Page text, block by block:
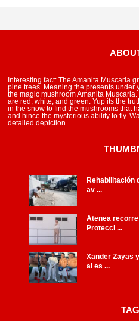
Interesting fact: The Amanita Muscaria
pine trees. Meaning the presents under
the magic mushroom Amanita
are red, white, and green. Yup its the
in the snow to find the mushrooms that
and hince the mysterious ability to fly.
detailed depiction
Rehabilitación
av ...
Atenea
Protecci ...
Xander Zayas
al es ...